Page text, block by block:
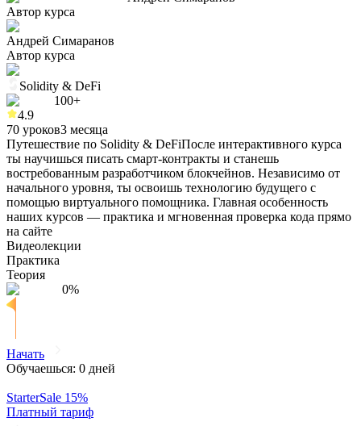
Автор курса
Андрей Симаранов
Автор курса
Solidity & DeFi
100+
4.9
70 уроков3 месяца
Путешествие по Solidity & DeFiПосле интерактивного курса
ты научишься писать смарт-контракты и станешь
востребованным разработчиком блокчейнов. Независимо от
начального уровня, ты освоишь технологию будущего с
помощью виртуального помощника. Главная особенность
наших курсов — практика и мгновенная проверка кода прямо
на сайте
Видеолекции
Практика
Теория
0%
Начать
Обучаешься: 0 дней
StarterSale 15%
Платный тариф